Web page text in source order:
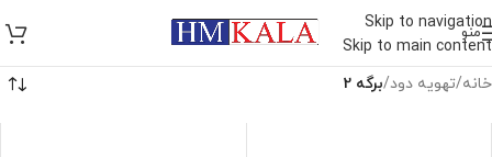
Skip to navigation
Skip to main content
منو
خانه/تهويه دود/برگه 2